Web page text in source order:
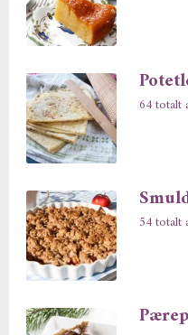
64 totalt
54 totalt